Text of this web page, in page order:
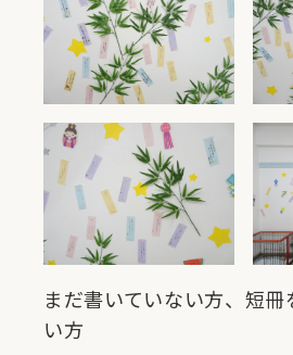
まだ書いていない方、短
い方